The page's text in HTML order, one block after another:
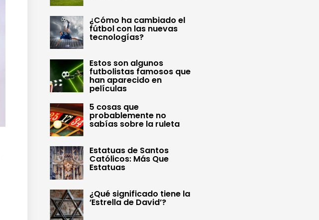
¿Cómo ha cambiado el
fútbol con las nuevas
tecnologías?
Estos son algunos
futbolistas famosos que
han aparecido en
películas
5 cosas que
probablemente no
sabías sobre la ruleta
Estatuas de Santos
Católicos: Más Que
Estatuas
¿Qué significado tiene la
‘Estrella de David’?